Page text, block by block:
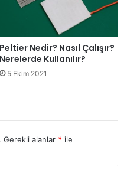
Peltier Nedir? Nasıl Çalışır?
Nerelerde Kullanılır?
5 Ekim 2021
Gerekli alanlar * ile